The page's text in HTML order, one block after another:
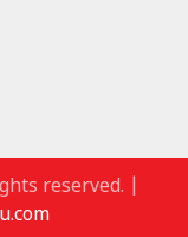
reserved. |